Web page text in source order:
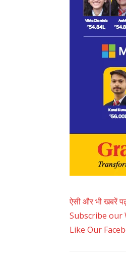
ऐसी और भी खबरें
Subscribe our
Like Our